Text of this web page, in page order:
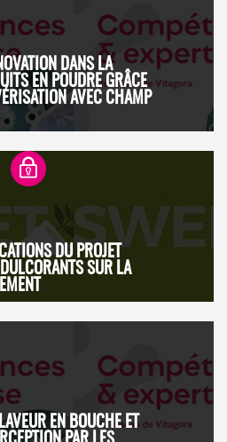
DANS LA
EN POUDRE GRÂCE
AVEC CHAMP
DU PROJET
SUR LA
EN BOUCHE ET
PAR LES